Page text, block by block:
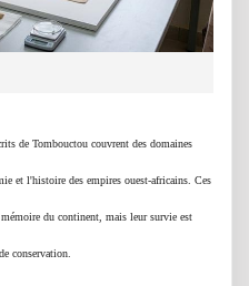
de Tombouctou couvrent des domaines
et l'histoire des empires ouest-africains. Ces
du continent, mais leur survie est
conservation.